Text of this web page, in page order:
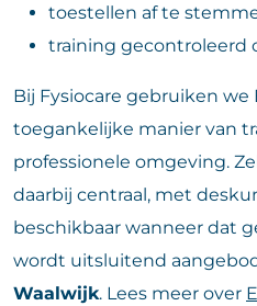
toestellen af te
training gecontroleerd
Bij Fysiocare gebruiken we
toegankelijke manier van
professionele omgeving.
daarbij centraal, met
beschikbaar wanneer dat
wordt uitsluitend
Waalwijk. Lees meer over